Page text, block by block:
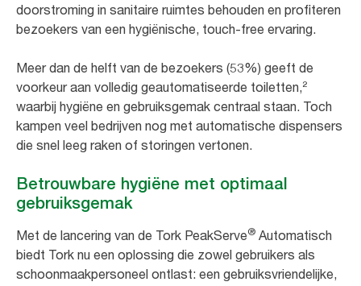
doorstroming in sanitaire ruimtes behouden en profiteren
bezoekers van een hygiënische, touch-free ervaring.
Meer dan de helft van de bezoekers (53%) geeft de
voorkeur aan volledig geautomatiseerde toiletten,²
waarbij hygiëne en gebruiksgemak centraal staan. Toch
kampen veel bedrijven nog met automatische dispensers
die snel leeg raken of storingen vertonen.
Betrouwbare hygiëne met optimaal
gebruiksgemak
Met de lancering van de Tork PeakServe® Automatisch
biedt Tork nu een oplossing die zowel gebruikers als
schoonmaakpersoneel ontlast: een gebruiksvriendelijke,